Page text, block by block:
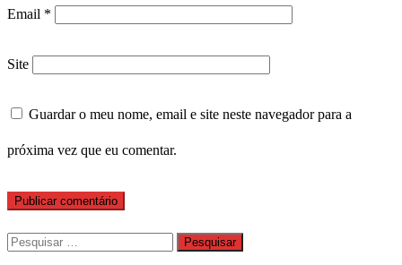
Email *
Site
Guardar o meu nome, email e site neste navegador para a
próxima vez que eu comentar.
Pesquisar
por: